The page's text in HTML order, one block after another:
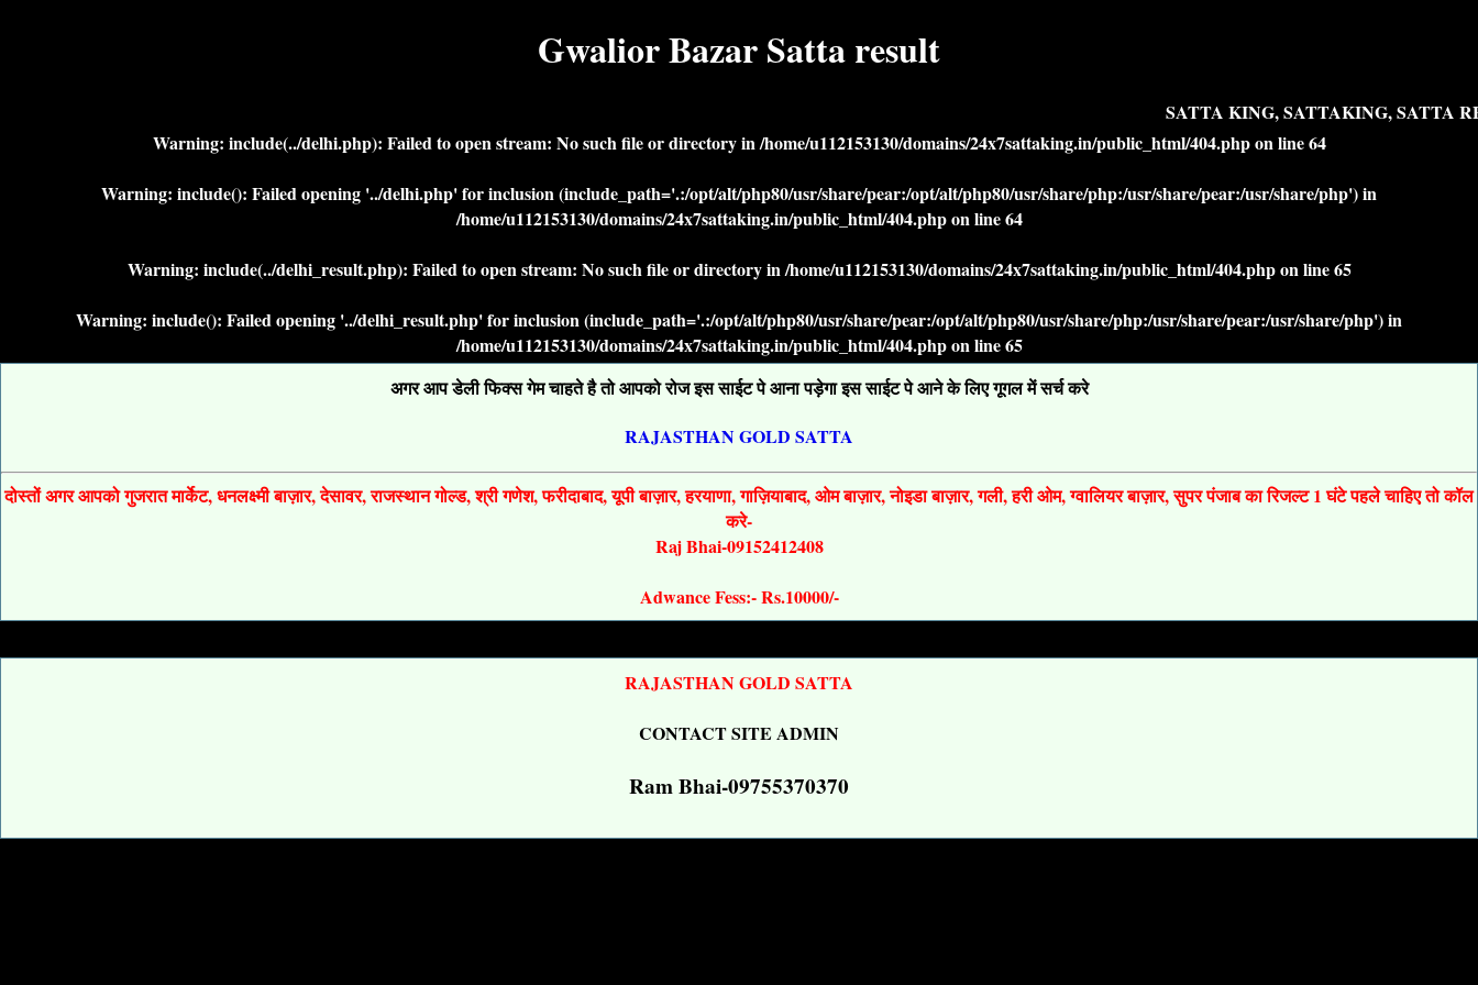
Gwalior Bazar Satta result
SATTA KING, SATTAKING, SATTA
Warning: include(../delhi.php): Failed to open stream: No such file or directory in/home/u112153130/domains/24x7sattaking.in/public_html/404.phpon line64
Warning: include(): Failed opening '../delhi.php' for inclusion (include_path='.:/opt/alt/php80/usr/share/pear:/opt/alt/php80/usr/share/php:/usr/share/pear:/usr/share/php') in
/home/u112153130/domains/24x7sattaking.in/public_html/404.phpon line64
Warning: include(../delhi_result.php): Failed to open stream: No such file or directory in/home/u112153130/domains/24x7sattaking.in/public_html/404.phpon line65
Warning: include(): Failed opening '../delhi_result.php' for inclusion (include_path='.:/opt/alt/php80/usr/share/pear:/opt/alt/php80/usr/share/php:/usr/share/pear:/usr/share/php') in
/home/u112153130/domains/24x7sattaking.in/public_html/404.phpon line65
अगर आप डेली फिक्स गेम चाहते है तो आपको रोज इस साईट पे आना पड़ेगा इस साईट पे आने के लिए गूगल में सर्च करे
RAJASTHAN GOLD SATTA
दोस्तों अगर आपको गुजरात मार्केट, धनलक्ष्मी बाज़ार, देसावर, राजस्थान गोल्ड, श्री गणेश, फरीदाबाद, यूपी बाज़ार, हरयाणा, गाज़ियाबाद, ओम बाज़ार, नोइडा बाज़ार, गली, हरी ओम, ग्वालियर बाज़ार, सुपर पंजाब का रिजल्ट 1 घंटे पहले चाहिए तो कॉल
करे-
Raj Bhai-09152412408
Adwance Fess:- Rs.10000/-
RAJASTHAN GOLD SATTA
CONTACT SITE ADMIN
Ram Bhai-09755370370